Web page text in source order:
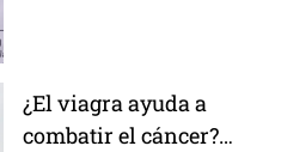
¿El viagra ayuda a
combatir el cáncer?